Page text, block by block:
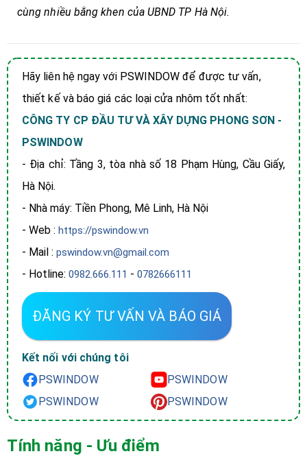
cùng nhiều bằng khen của UBND TP Hà Nội.
Hãy liên hệ ngay với PSWINDOW để được tư vấn,
thiết kế và báo giá các loại cửa nhôm tốt nhất:
CÔNG TY CP ĐẦU TƯ VÀ XÂY DỰNG PHONG SƠN -
PSWINDOW
- Địa chỉ: Tầng 3, tòa nhà số 18 Phạm Hùng, Cầu Giấy,
Hà Nội.
- Nhà máy: Tiền Phong, Mê Linh, Hà Nội
- Web : https://pswindow.vn
- Mail : pswindow.vn@gmail.com
- Hotline: 0982.666.111 - 0782666111
ĐĂNG KÝ TƯ VẤN VÀ BÁO GIÁ
Kết nối với chúng tôi
PSWINDOW
PSWINDOW
PSWINDOW
PSWINDOW
Tính năng - Ưu điểm